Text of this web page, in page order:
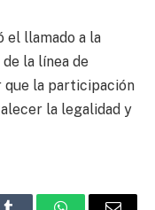
el llamado a la
la línea de
que la participación
la legalidad y